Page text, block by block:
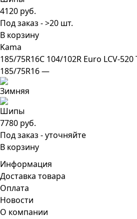
4120 руб.
Под заказ - >20 шт.
В корзину
Kama
185/75R16C 104/102R Euro LCV-
185/75R16 —
7780 руб.
Под заказ - уточняйте
В корзину
Информация
Доставка товара
Оплата
Новости
О компании